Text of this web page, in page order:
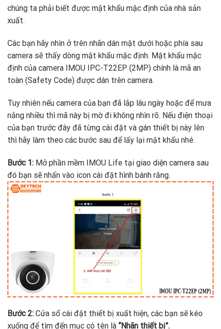
chúng ta phải biết được mật khẩu mặc định của nhà sản
xuất.
Các bạn hãy nhìn ở trên nhãn dán mặt dưới hoặc phía sau
camera sẽ thấy dòng mật khẩu mặc định. Mật khẩu mặc
định của camera IMOU IPC-T22EP (2MP) chính là mã an
toàn (Safety Code) được dán trên camera.
Tuy nhiên nếu camera của bạn đã lắp lâu ngày hoặc để mưa
nắng nhiều thì mã này bị mờ đi không nhìn rõ. Nếu điện thoại
của bạn trước đây đã từng cài đặt và gán thiết bị này lên
thì hãy làm theo các bước sau để lấy lại mật khẩu nhé.
Bước 1: Mở phần mềm IMOU Life tại giao diện camera sau
đó bạn sẽ nhấn vào icon cài đặt hình bánh răng.
Bước 2: Cửa sổ cài đặt thiết bị xuất hiện, các bạn sẽ kéo
xuống để tìm đến mục có tên là “Nhãn thiết bị”.